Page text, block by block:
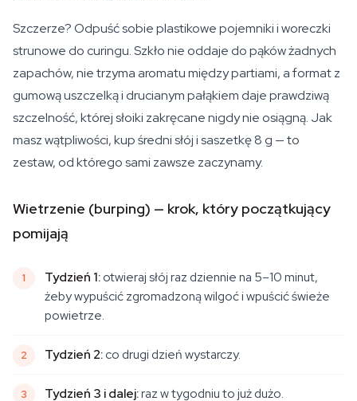
Szczerze? Odpuść sobie plastikowe pojemniki i woreczki
strunowe do curingu. Szkło nie oddaje do pąków żadnych
zapachów, nie trzyma aromatu między partiami, a format z
gumową uszczelką i drucianym pałąkiem daje prawdziwą
szczelność, której słoiki zakręcane nigdy nie osiągną. Jak
masz wątpliwości, kup średni słój i saszetkę 8 g — to
zestaw, od którego sami zawsze zaczynamy.
Wietrzenie (burping) — krok, który początkujący
pomijają
Tydzień 1:otwieraj słój raz dziennie na 5–10 minut,
żeby wypuścić zgromadzoną wilgoć i wpuścić świeże
powietrze.
Tydzień 2:co drugi dzień wystarczy.
Tydzień 3 i dalej:raz w tygodniu to już dużo.